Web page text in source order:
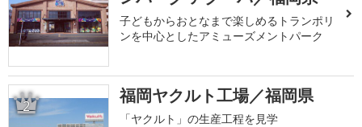
子どもからおとなまで楽しめるトランポリ
ンを中心としたアミューズメントパーク
2 福岡ヤクルト工場／福岡県
「ヤクルト」の生産工程を見学